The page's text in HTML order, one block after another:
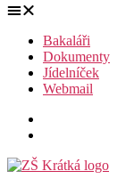
Bakaláři
Dokumenty
Jídelníček
Webmail